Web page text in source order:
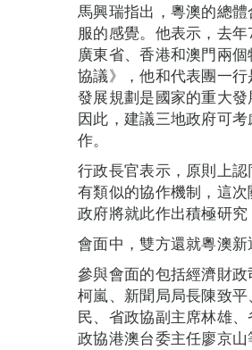
馬興瑞指出，粵澳的總
服的感覺。他表示，去
廣東省、香港和澳門兩
協議》，他和代表團一
發展規劃是國家的重大
因此，建議三地政府可
作。
行政長官表示，原則上
有類似的協作機制，這
政府將就此作出積極研究
會面中，雙方還就粵澳
參與會面的包括經濟財
柯嵐、新聞局局長陳致
民、省政協副主席林雄
政協港澳台委主任廖京山